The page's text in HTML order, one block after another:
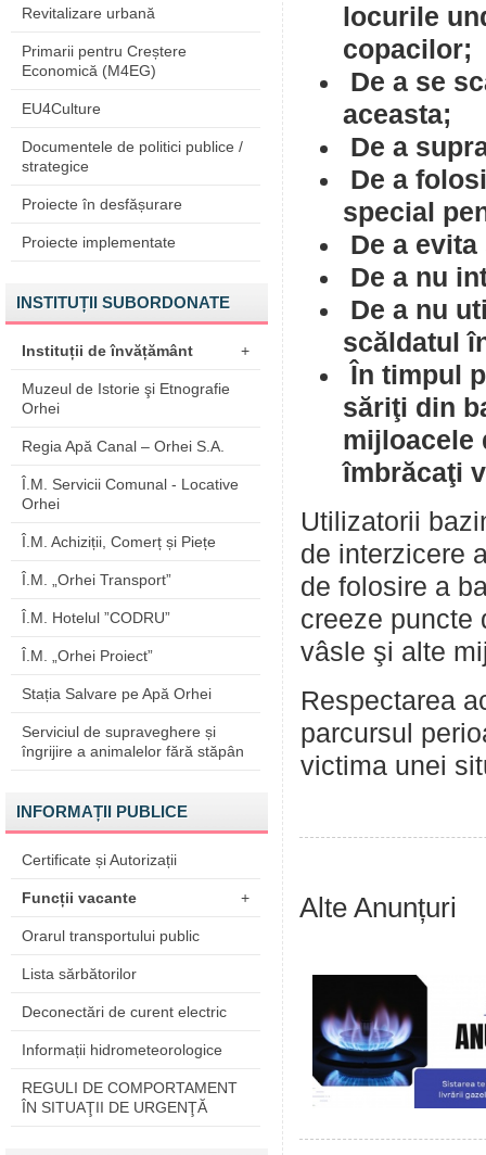
Revitalizare urbană
Primarii pentru Creștere
Economică (M4EG)
EU4Culture
Documentele de politici publice /
strategice
Proiecte în desfășurare
Proiecte implementate
INSTITUȚII SUBORDONATE
Instituții de învățământ +
Muzeul de Istorie şi Etnografie
Orhei
Regia Apă Canal – Orhei S.A.
Î.M. Servicii Comunal - Locative
Orhei
Î.M. Achiziții, Comerț și Piețe
Î.M. „Orhei Transport”
Î.M. Hotelul ”CODRU”
Î.M. „Orhei Proiect”
Stația Salvare pe Apă Orhei
Serviciul de supraveghere și
îngrijire a animalelor fără stăpân
INFORMAȚII PUBLICE
Certificate și Autorizații
Funcții vacante +
Orarul transportului public
Lista sărbătorilor
Deconectări de curent electric
Informații hidrometeorologice
REGULI DE COMPORTAMENT
ÎN SITUAŢII DE URGENŢĂ
locurile
copacilor;
De a se
aceasta;
De a
De a
special
De a
De a nu
De a nu
scăldatul
În timpul
săriţi din
mijloacele
îmbrăcaţi
Utilizatorii
de interzicere
de folosire a
creeze puncte
vâsle şi alte
Respectarea
parcursul
victima unei
Alte Anunțuri